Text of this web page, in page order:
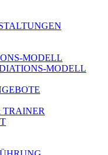
MODELL
MODELL